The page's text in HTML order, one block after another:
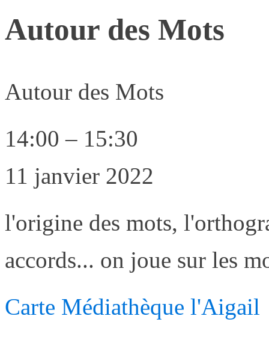
Autour des Mots
Autour des Mots
14:00 – 15:30
11 janvier 2022
l'origine des mots,
accords... on joue sur les
Carte Médiathèque l'Aigail